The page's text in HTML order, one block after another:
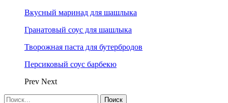
Вкусный маринад для шашлыка
Гранатовый соус для шашлыка
Творожная паста для бутербродов
Персиковый соус барбекю
Prev Next